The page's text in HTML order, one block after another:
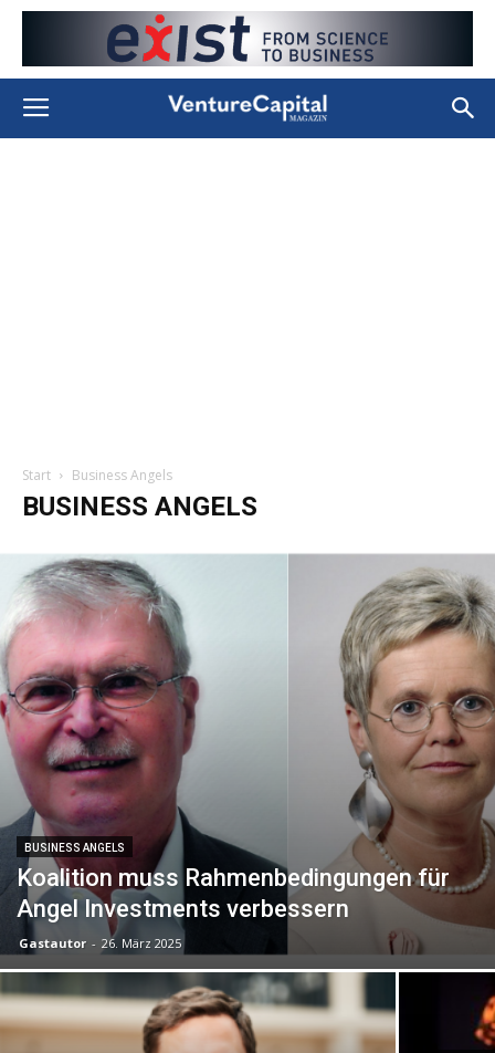
Start Business Angels
BUSINESS ANGELS
BUSINESS ANGELS
Koalition muss Rahmenbedingungen für
Angel Investments verbessern
Gastautor - 26. März 2025